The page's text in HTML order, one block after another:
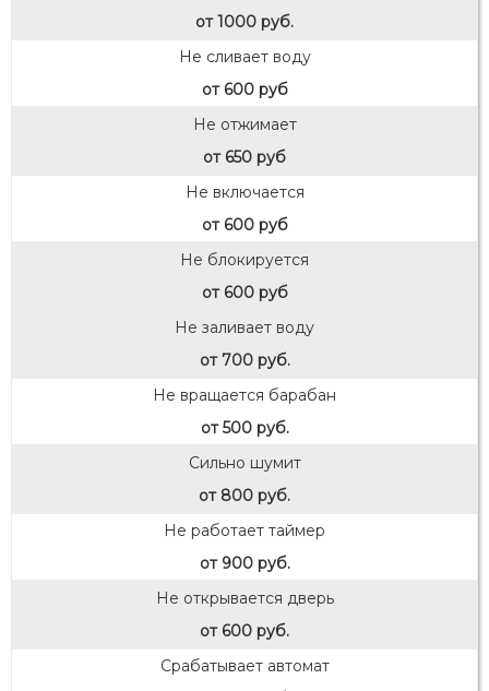
от 1000 руб.
Не сливает воду
от 600 руб
Не отжимает
от 650 руб
Не включается
от 600 руб
Не блокируется
от 600 руб
Не заливает воду
от 700 руб.
Не вращается барабан
от 500 руб.
Сильно шумит
от 800 руб.
Не работает таймер
от 900 руб.
Не открывается дверь
от 600 руб.
Срабатывает автомат